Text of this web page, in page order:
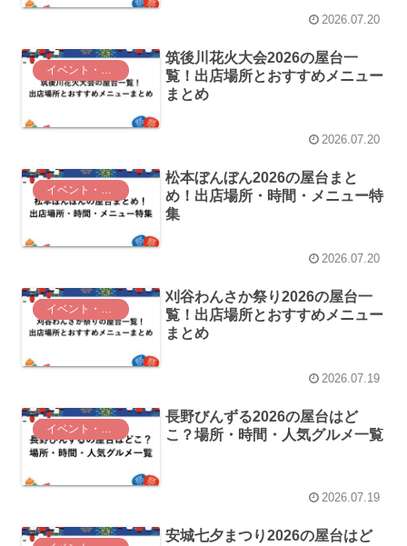
2026.07.20
イベント・お祭り
筑後川花火大会2026の屋台一
覧！出店場所とおすすめメニュー
まとめ
2026.07.20
松本ぼんぼん2026の屋台まと
め！出店場所・時間・メニュー特
集
2026.07.20
イベント・お祭り
刈谷わんさか祭り2026の屋台一
覧！出店場所とおすすめメニュー
まとめ
2026.07.19
長野びんずる2026の屋台はど
こ？場所・時間・人気グルメ一覧
2026.07.19
安城七夕まつり2026の屋台はど